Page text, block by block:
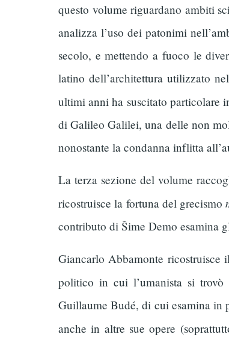
questo volume riguardano ambiti
analizza l’uso dei patonimi
secolo, e mettendo a fuoco le
latino dell’architettura utilizzato
ultimi anni ha suscitato particolare
di Galileo Galilei, una delle non
nonostante la condanna inflitta
La terza sezione del volume
ricostruisce la fortuna del grecismo
contributo di Šime Demo esamina
Giancarlo Abbamonte
politico in cui l’umanista si
Guillaume Budé, di cui esamina in
anche in altre sue opere